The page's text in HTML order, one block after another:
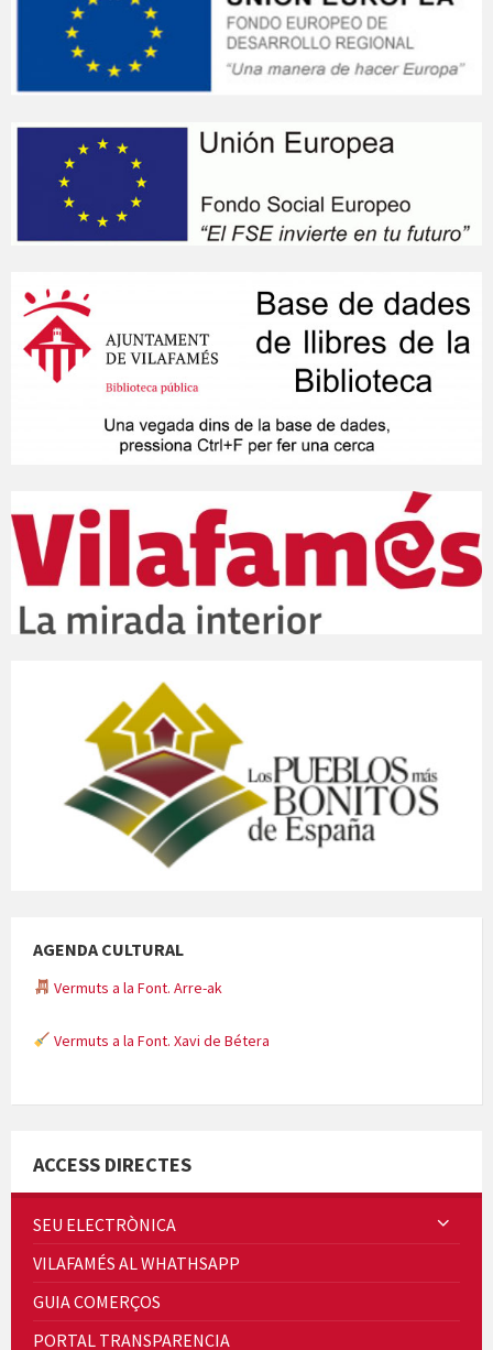
AGENDA CULTURAL
Vermuts a la Font. Arre-ak
Vermuts a la Font. Xavi de Bétera
Quintà Culroja
ACCESS DIRECTES
SEU ELECTRÒNICA
VILAFAMÉS AL WHATHSAPP
GUIA COMERÇOS
PORTAL TRANSPARENCIA